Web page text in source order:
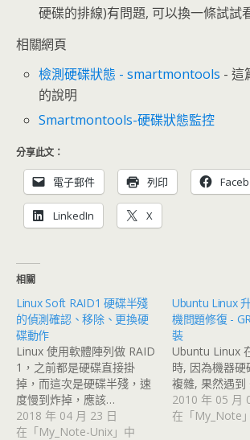
硬碟的排線)有問題, 可以換一條試試
相關網頁
檢測硬碟狀態 - smartmontools - 這
的說明
Smartmontools-硬碟狀態監控
分享此文：
電子郵件 列印
LinkedIn X
相關
Linux Soft RAID1 硬碟半殘
的偵測確認、移除、更換硬
碟動作
Linux 使用軟體陣列做 RAID
1，之前都是硬碟直接掛
掉，而這次是硬碟半殘，速
度慢到炸掉，應該…
2018 年 04 月 23 日
在「My_Note-Unix」中
Ubuntu Linux
機問題修復 -
裝
Ubuntu Linux
時, 因為機器硬
複雜, 果然遇
2010 年 05 月
在「My_Note